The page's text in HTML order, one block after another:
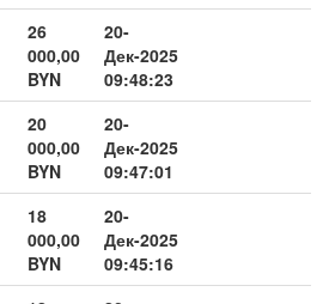
26
000,00
BYN
20-
Дек-2025
09:48:23
20
000,00
BYN
20-
Дек-2025
09:47:01
18
000,00
BYN
20-
Дек-2025
09:45:16